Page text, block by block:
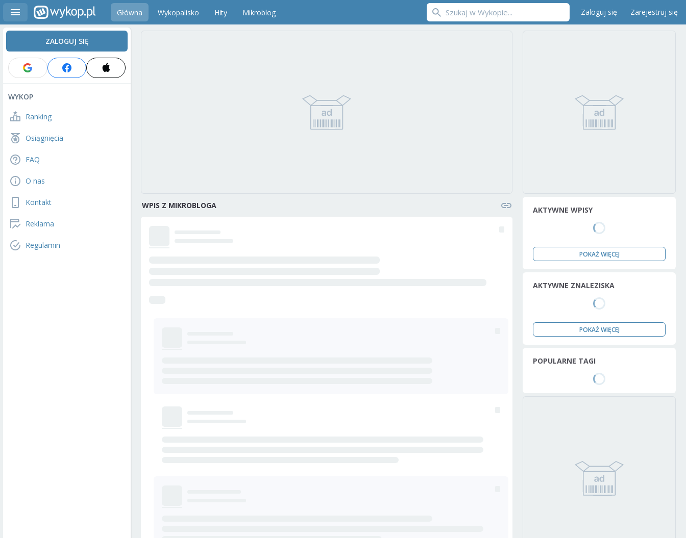
Główna Wykopalisko Hity Mikroblog Zaloguj się Zarejestruj się
ZALOGUJ SIĘ
WYKOP
Ranking
Osiągnięcia
FAQ
O nas
Kontakt
Reklama
Regulamin
WPIS Z MIKROBLOGA AKTYWNE WPISY
POKAŻ WIĘCEJ
AKTYWNE ZNALEZISKA
POKAŻ WIĘCEJ
POPULARNE TAGI